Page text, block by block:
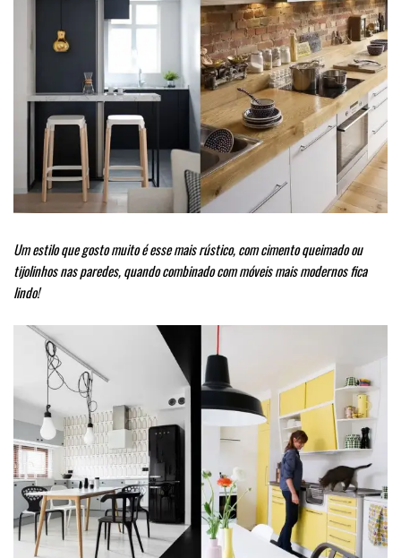
Um estilo que gosto muito é esse mais rústico, com cimento queimado ou
tijolinhos nas paredes, quando combinado com móveis mais modernos fica
lindo!